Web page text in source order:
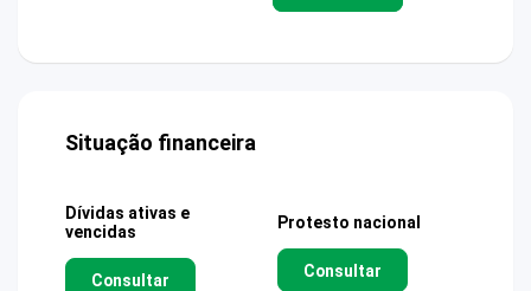
Situação financeira
Dívidas ativas e
vencidas
Consultar
Protesto nacional
Consultar